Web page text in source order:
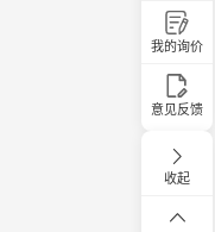
我的询价
意见反馈
收起